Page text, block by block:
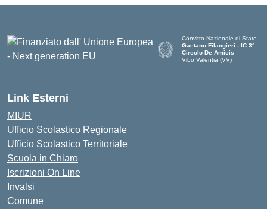
Convitto Nazionale di Stato
Gaetano Filangieri - IC 3°
Circolo De Amicis
Vibo Valentia (VV)
Link Esterni
MIUR
Ufficio Scolastico Regionale
Ufficio Scolastico Territoriale
Scuola in Chiaro
Iscrizioni On Line
Invalsi
Comune